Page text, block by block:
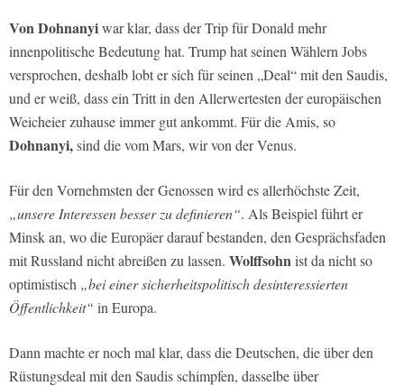
Von Dohnanyiwar klar, dass der Trip für Donald mehr
innenpolitische Bedeutung hat. Trump hat seinen Wählern Jobs
versprochen, deshalb lobt er sich für seinen „Deal“ mit den Saudis,
und er weiß, dass ein Tritt in den Allerwertesten der europäischen
Weicheier zuhause immer gut ankommt. Für die Amis, so
Dohnanyi,sind die vom Mars, wir von der Venus.
Für den Vornehmsten der Genossen wird es allerhöchste Zeit,
„unsere Interessen besser zu definieren“. Als Beispiel führt er
Minsk an, wo die Europäer darauf bestanden, den Gesprächsfaden
mit Russland nicht abreißen zu lassen. Wolffsohnist da nicht so
optimistisch „bei einer sicherheitspolitisch desinteressierten
Öffentlichkeit“ in Europa.
Dann machte er noch mal klar, dass die Deutschen, die über den
Rüstungsdeal mit den Saudis schimpfen, dasselbe über